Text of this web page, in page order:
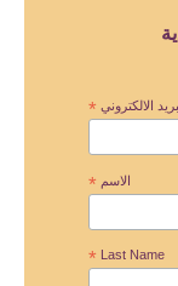
الالكتروني *
الاسم *
Last Name
*